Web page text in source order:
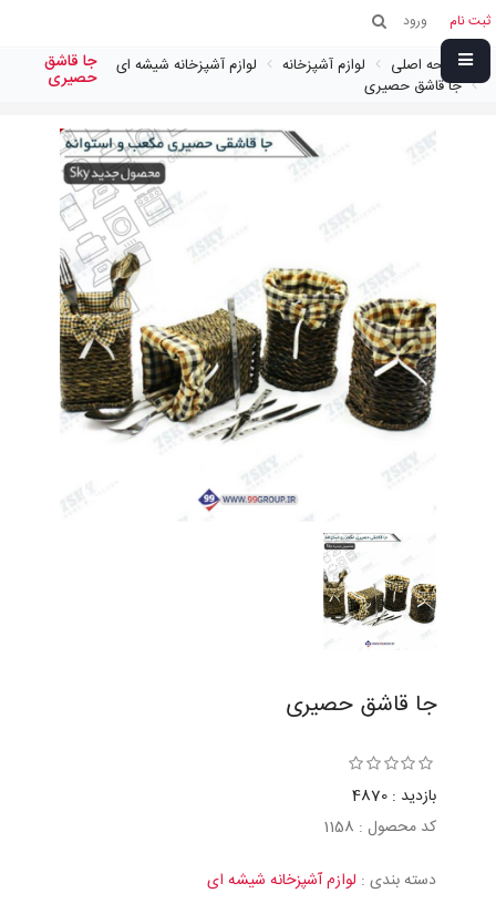
ثبت نام ورود
صفحه اصلی لوازم آشپزخانه
لوازم آشپزخانه شیشه ای
جا قاشق حصیری
جا قاشق
حصیری
جا قاشق حصیری
بازدید : 4870
کد محصول : 1158
دسته بندی : لوازم آشپزخانه شیشه ای